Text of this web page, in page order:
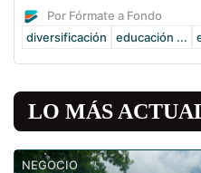
Por Fórmate a Fondo
diversificación
educación ...
LO MÁS
NEGOCIO